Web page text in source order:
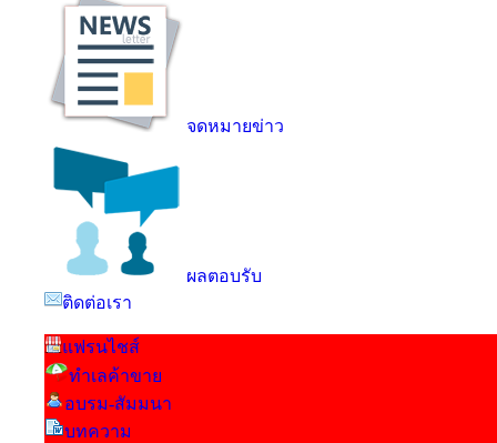
จดหมายข่าว
ผลตอบรับ
ติดต่อเรา
แฟรนไชส์
ทำเลค้าขาย
อบรม-สัมมนา
บทความ